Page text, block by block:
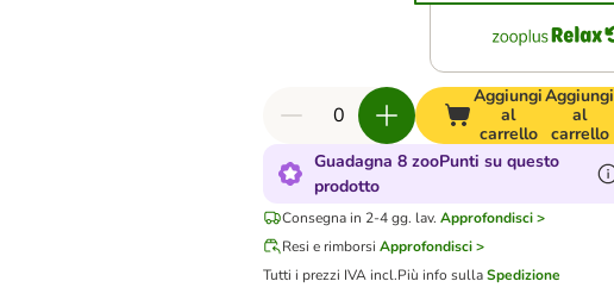
Aggiungi
al
carrello
Aggiungi
al
carrello
Guadagna 8 zooPunti su questo
prodotto
Consegna in 2-4 gg. lav. Approfondisci >
Resi e rimborsi Approfondisci >
Tutti i prezzi IVA incl.Più info sullaSpedizione